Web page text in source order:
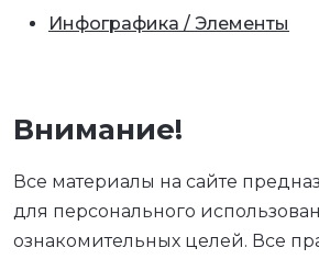
Инфографика / Элементы
Внимание!
Все материалы на сайте
для персонального
ознакомительных целей. Все